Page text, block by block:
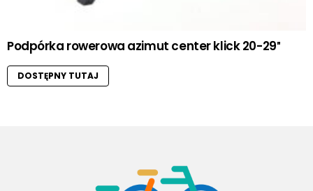
Podpórka rowerowa azimut center klick 20-29″
DOSTĘPNY TUTAJ